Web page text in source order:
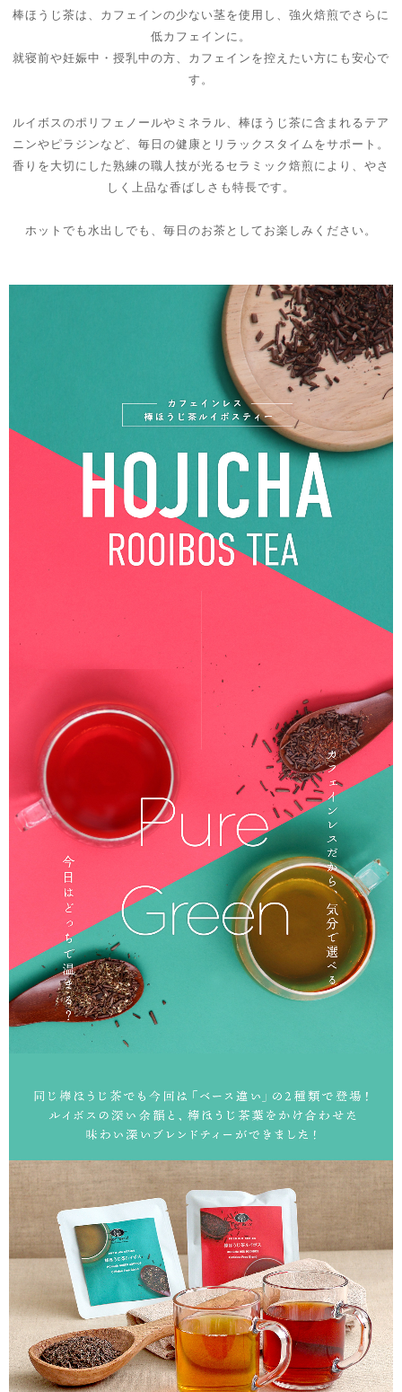
棒ほうじ茶は、カフェインの少ない茎を使用し、強火焙煎でさらに
低カフェインに。
就寝前や妊娠中・授乳中の方、カフェインを控えたい方にも安心で
す。
ルイボスのポリフェノールやミネラル、棒ほうじ茶に含まれるテア
ニンやピラジンなど、毎日の健康とリラックスタイムをサポート。
香りを大切にした熟練の職人技が光るセラミック焙煎により、やさ
しく上品な香ばしさも特長です。
ホットでも水出しでも、毎日のお茶としてお楽しみください。